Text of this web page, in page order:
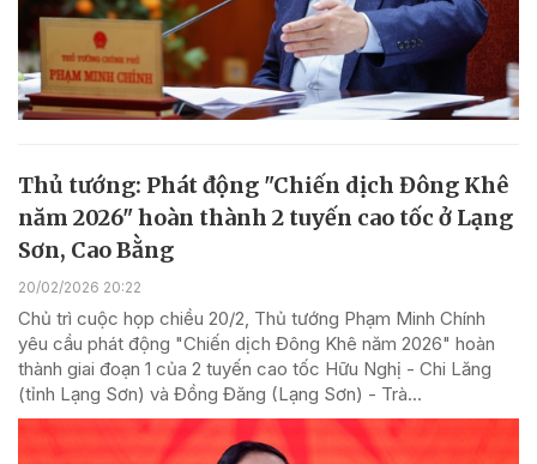
Thủ tướng: Phát động "Chiến dịch Đông Khê
năm 2026" hoàn thành 2 tuyến cao tốc ở Lạng
Sơn, Cao Bằng
20/02/2026 20:22
Chủ trì cuộc họp chiều 20/2, Thủ tướng Phạm Minh Chính
yêu cầu phát động "Chiến dịch Đông Khê năm 2026" hoàn
thành giai đoạn 1 của 2 tuyến cao tốc Hữu Nghị - Chi Lăng
(tỉnh Lạng Sơn) và Đồng Đăng (Lạng Sơn) - Trà...